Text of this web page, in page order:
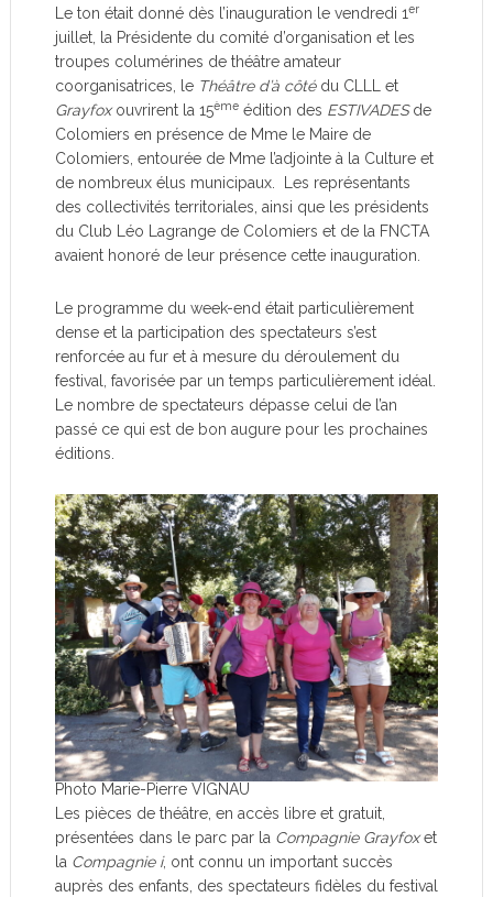
Le ton était donné dès l’inauguration le vendredi 1er
juillet, la Présidente du comité d’organisation et les
troupes columérines de théâtre amateur
coorganisatrices, le Théâtre d’à côtédu CLLL et
Grayfoxouvrirent la 15èmeédition des ESTIVADESde
Colomiers en présence de Mme le Maire de
Colomiers, entourée de Mme l’adjointe à la Culture et
de nombreux élus municipaux. Les représentants
des collectivités territoriales, ainsi que les présidents
du Club Léo Lagrange de Colomiers et de la FNCTA
avaient honoré de leur présence cette inauguration.
Le programme du week-end était particulièrement
dense et la participation des spectateurs s’est
renforcée au fur et à mesure du déroulement du
festival, favorisée par un temps particulièrement idéal.
Le nombre de spectateurs dépasse celui de l’an
passé ce qui est de bon augure pour les prochaines
éditions.
Photo Marie-Pierre VIGNAU
Les pièces de théâtre, en accès libre et gratuit,
présentées dans le parc par la Compagnie Grayfoxet
la Compagnie i, ont connu un important succès
auprès des enfants, des spectateurs fidèles du festival